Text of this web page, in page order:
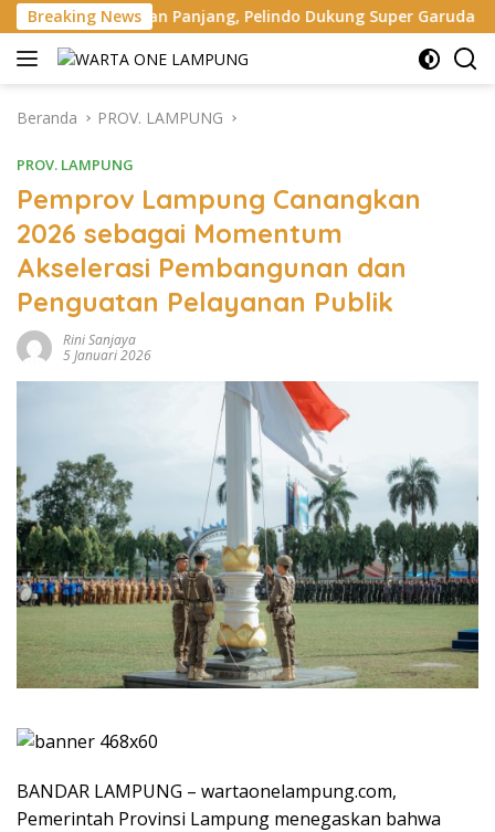
Langsung
ke
konten
Breaking News
Panjang, Pelindo Dukung Super Garuda Shield 2026
Beranda PROV. LAMPUNG
PROV. LAMPUNG
Pemprov Lampung Canangkan
2026 sebagai Momentum
Akselerasi Pembangunan dan
Penguatan Pelayanan Publik
Rini Sanjaya
5 Januari 2026
BANDAR LAMPUNG – wartaonelampung.com,
Pemerintah Provinsi Lampung menegaskan bahwa